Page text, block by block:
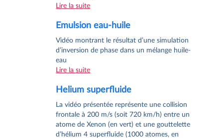
Lire la suite
Emulsion eau-huile
Vidéo montrant le résultat d’une simulation
d’inversion de phase dans un mélange huile-
eau
Lire la suite
Helium superfluide
La vidéo présentée représente une collision
frontale à 200 m/s (soit 720 km/h) entre un
atome de Xenon (en vert) et une gouttelette
d’hélium 4 superfluide (1000 atomes, en